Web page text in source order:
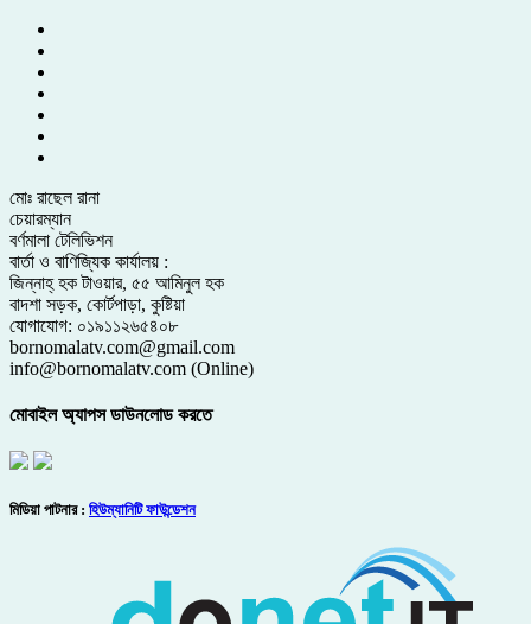
মোঃ রাছেল রানা
চেয়ারম্যান
বর্ণমালা টেলিভিশন
বার্তা ও বাণিজ্যিক কার্যালয় :
জিন্নাহ্ হক টাওয়ার, ৫৫ আমিনুল হক
বাদশা সড়ক, কোর্টপাড়া, কুষ্টিয়া
যোগাযোগ: ০১৯১১২৬৫৪০৮
bornomalatv.com@gmail.com
info@bornomalatv.com (Online)
মোবাইল অ্যাপস ডাউনলোড করতে
মিডিয়া পাটনার : হিউম্যানিটি ফাউন্ডেশন